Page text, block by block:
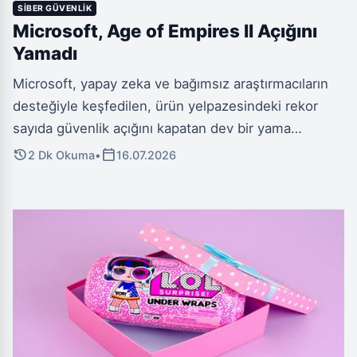
SIBER GÜVENLIK
Microsoft, Age of Empires II Açığını
Yamadı
Microsoft, yapay zeka ve bağımsız araştırmacıların
desteğiyle keşfedilen, ürün yelpazesindeki rekor
sayıda güvenlik açığını kapatan dev bir yama
yayınladı. Bu yamayla, 25 yıllık klasik strateji oyunu
olanak tanıyan kritik bir açık düzeltildi. Siber güvenlik
firması Rapid7'nin analizine göre, bu açık milyonlarca
oyuncuyu riske atıyordu.
history2 Dk Okuma• calendar_today16.07.2026